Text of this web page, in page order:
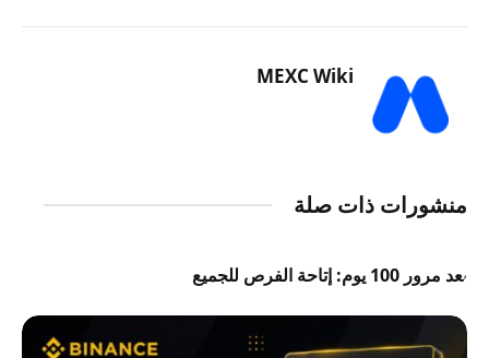
MEXC Wiki
منشورات ذات صلة
بعد مرور 100 يوم: إتاحة الفرص للجميع